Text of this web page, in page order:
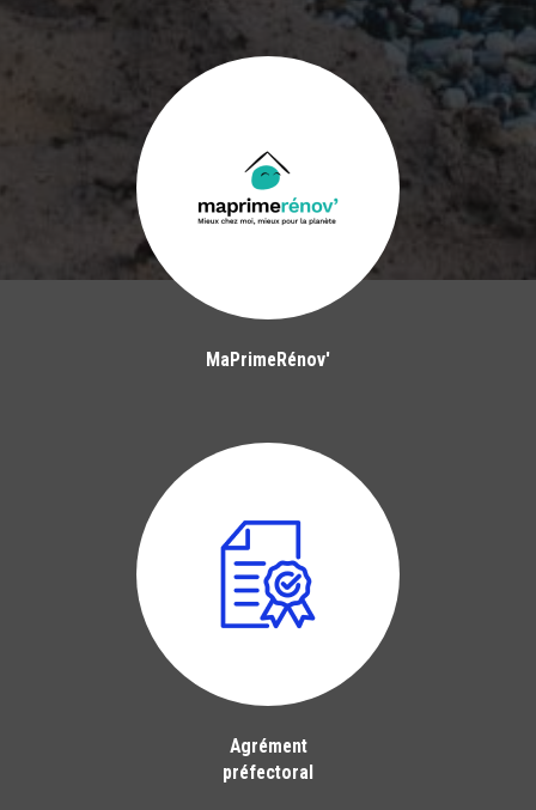
MaPrimeRénov'
Agrément
préfectoral